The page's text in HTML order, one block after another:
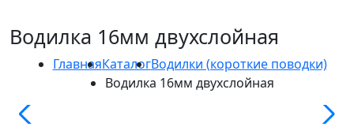
Водилка 16мм двухслойная
ГлавнаяКаталогВодилки (короткие поводки)
Водилка 16мм двухслойная